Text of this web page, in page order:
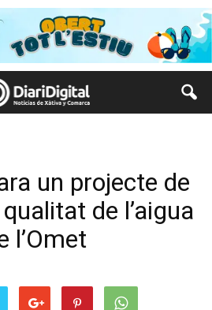
un projecte de
de l’aigua
l’Omet